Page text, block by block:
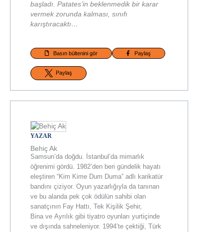
başladı. Patates’in beklenmedik bir karar
vermek zorunda kalması, sınıfı
karıştıracaktı…
Basın bültenini gör Paylaş
Paylaş
YAZAR
Behiç Ak
Samsun’da doğdu. İstanbul’da mimarlık
öğrenimi gördü. 1982’den beri gündelik hayatı
eleştiren “Kim Kime Dum Duma” adlı karikatür
bandını çiziyor. Oyun yazarlığıyla da tanınan
ve bu alanda pek çok ödülün sahibi olan
sanatçının Fay Hattı, Tek Kişilik Şehir,
Bina ve Ayrılık gibi tiyatro oyunları yurtiçinde
ve dışında sahneleniyor. 1994’te çektiği, Türk